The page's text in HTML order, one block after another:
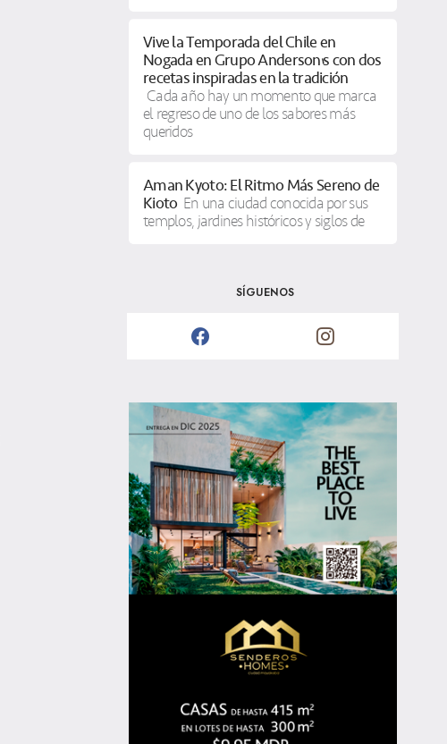
Vive la Temporada del Chile en
Nogada en Grupo Anderson’s con dos
recetas inspiradas en la tradición
Cada año hay un momento que marca
el regreso de uno de los sabores más
queridos
Aman Kyoto: El Ritmo Más Sereno de
Kioto En una ciudad conocida por sus
templos, jardines históricos y siglos de
SÍGUENOS